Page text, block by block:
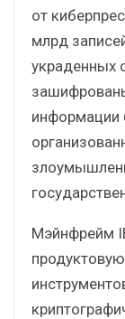
от
млрд
украденных
информации
Мэйнфрейм